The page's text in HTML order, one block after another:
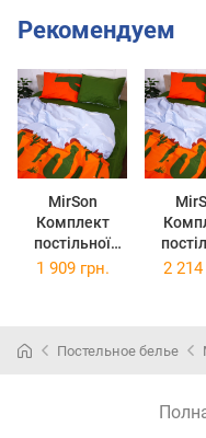
Рекомендуем
MirSon
Комплект
постільної
білизни Бязь
білизни
1 909 грн. 2 214
Постельное белье